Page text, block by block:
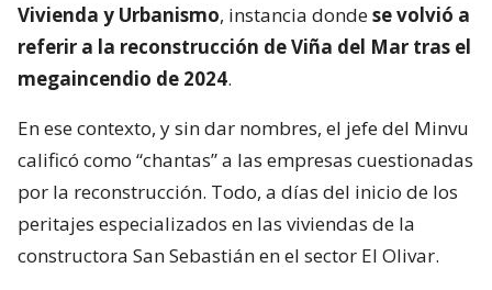
Vivienda y Urbanismo, instancia dondese volvió a
referir a la reconstrucción de Viña del Mar tras el
megaincendio de 2024.
En ese contexto, y sin dar nombres, el jefe del Minvu
calificó como “chantas” a las empresas cuestionadas
por la reconstrucción. Todo, a días del inicio de los
peritajes especializados en las viviendas de la
constructora San Sebastián en el sector El Olivar.